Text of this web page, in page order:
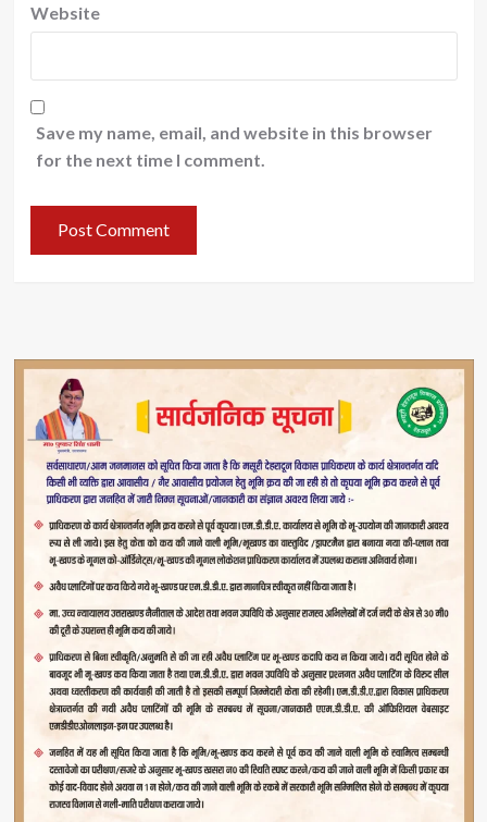
Website
Save my name, email, and website in this browser
for the next time I comment.